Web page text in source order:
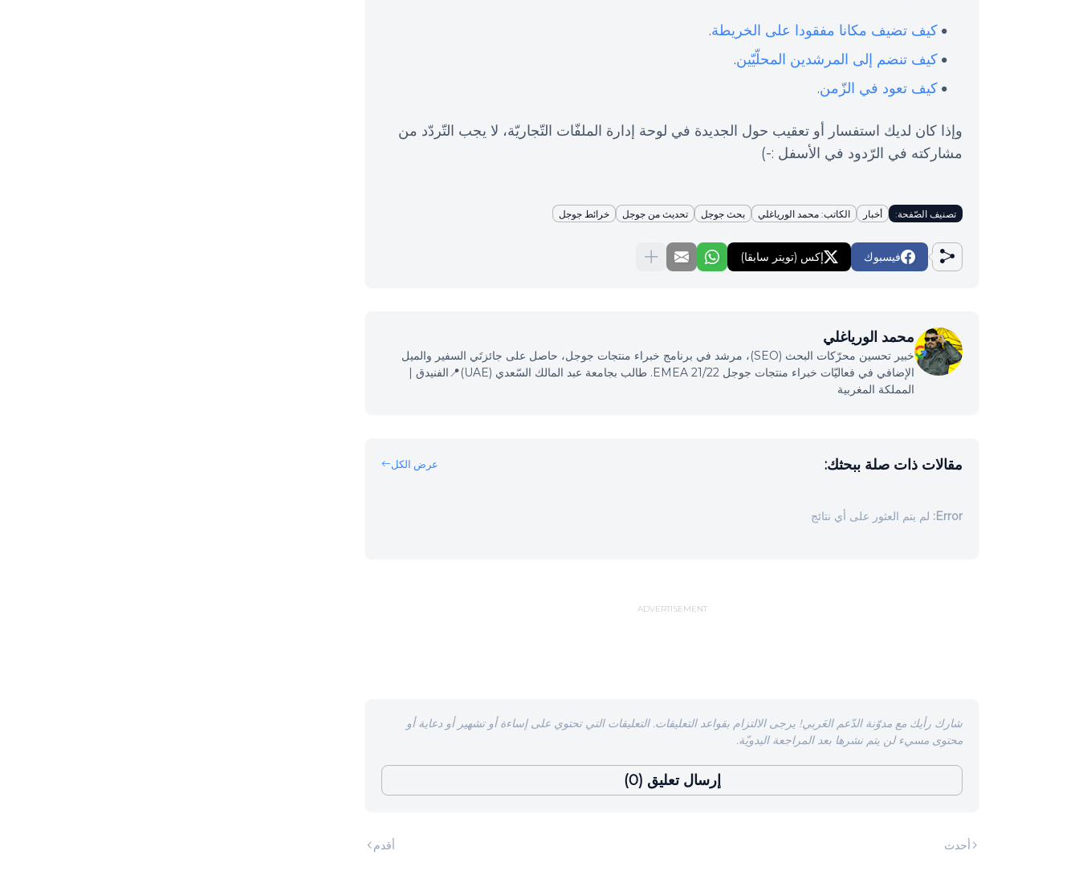
كيف تضيف مكانا مفقودا على الخريطة.
كيف تنضم إلى المرشدين المحلّيّين.
كيف تعود في الزّمن.
وإذا كان لديك استفسار أو تعقيب حول الجديدة في لوحة إدارة الملفّات التّجاريّة، لا يجب التّردّد من
مشاركته في الرّدود في الأسفل :-)
تصنيف الصّفحة: أخبار الكاتب: محمد الورياغلي بحث جوجل تحديث من جوجل خرائط جوجل
فيسبوك إكس (تويتر سابقا)
محمد الورياغلي
خبير تحسين محرّكات البحث (SEO)، مرشد في برنامج خبراء منتجات جوجل، حاصل على جائزتَي السفير والميل
الإضافي في فعاليّات خبراء منتجات جوجل EMEA 21/22. طالب بجامعة عبد المالك السّعدي (UAE)📍الفنيدق |
المملكة المغربية
مقالات ذات صلة ببحثك: عرض الكل
Error: لم يتم العثور على أي نتائج
ADVERTISEMENT
شارك رأيك مع مدوّنة الدّعم العَربي! يرجى الالتزام بقواعد التعليقات. التعليقات التي تحتوي على إساءة أو تشهير أو دعاية أو
محتوى مسيء لن يتم نشرها بعد المراجعة اليدويّة.
إرسال تعليق (0)
أحدث أقدم